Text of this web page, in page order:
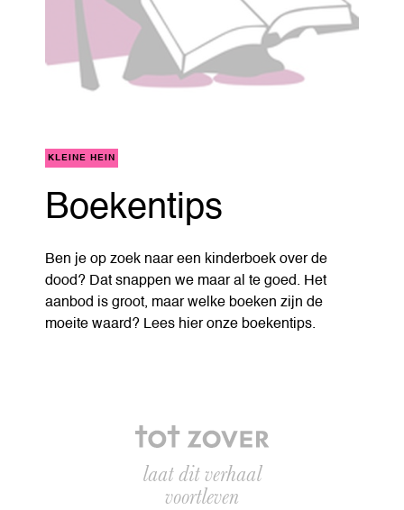
KLEINE HEIN
Boekentips
Ben je op zoek naar een kinderboek over de
dood? Dat snappen we maar al te goed. Het
aanbod is groot, maar welke boeken zijn de
moeite waard? Lees hier onze boekentips.
laat dit verhaal
voortleven